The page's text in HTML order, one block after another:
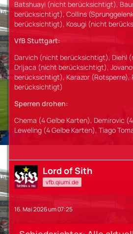
Batshuayi (nicht berücksichtigt),
berücksichtigt), Collins
berücksichtigt), Kosugi (nicht
VfB Stuttgart:
Darvich (nicht berücksichtigt), Diehl
Drljaca (nicht berücksichtigt),
berücksichtigt), Karazor (Rotsperre),
berücksichtigt)
Sperren drohen:
Chema (4 Gelbe Karten), Demirovic
Leweling (4 Gelbe Karten), Tiago
Lord of Sith
vfb.qiumi.de
16. Mai 2026 um 07:25